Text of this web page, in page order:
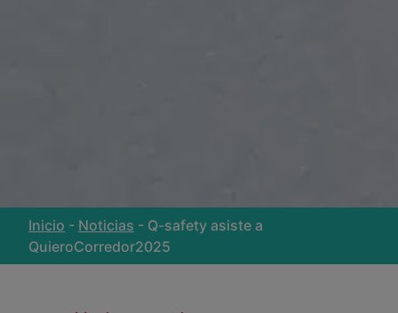
Inicio - Noticias - Q-safety asiste a
QuieroCorredor2025